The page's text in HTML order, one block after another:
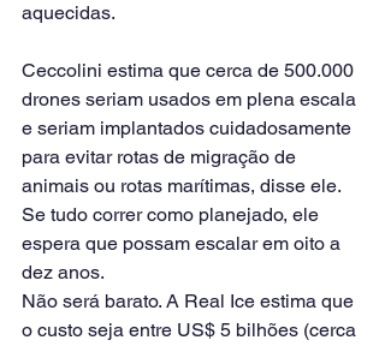
aquecidas.
Ceccolini estima que cerca de 500.000
drones seriam usados em plena escala
e seriam implantados cuidadosamente
para evitar rotas de migração de
animais ou rotas marítimas, disse ele.
Se tudo correr como planejado, ele
espera que possam escalar em oito a
dez anos.
Não será barato. A Real Ice estima que
o custo seja entre US$ 5 bilhões (cerca